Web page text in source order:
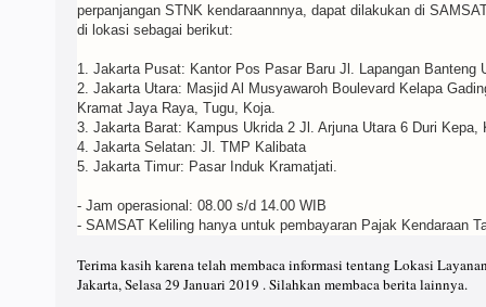
perpanjangan STNK kendaraannnya, dapat dilakukan di
di lokasi sebagai berikut:
1. Jakarta Pusat: Kantor Pos Pasar Baru Jl. Lapangan Banteng
2. Jakarta Utara: Masjid Al Musyawaroh Boulevard Kelapa
Kramat Jaya Raya, Tugu, Koja.
3. Jakarta Barat: Kampus Ukrida 2 Jl. Arjuna Utara 6 Duri Kepa,
4. Jakarta Selatan: Jl. TMP Kalibata
5. Jakarta Timur: Pasar Induk Kramatjati.
- Jam operasional: 08.00 s/d 14.00 WIB
- SAMSAT Keliling hanya untuk pembayaran Pajak Kendaraan
Terima kasih karena telah membaca informasi tentang Lokasi
Jakarta, Selasa 29 Januari 2019 . Silahkan membaca berita lainnya.